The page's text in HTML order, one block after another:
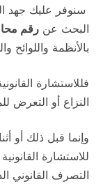
سنوفر عليك جهد
البحث عن رقم
بالأنظمة واللوائح
فللاستشارة
النزاع أو التعرض
وإنما قبل ذلك أو
للاستشارة
التصرف القانوني